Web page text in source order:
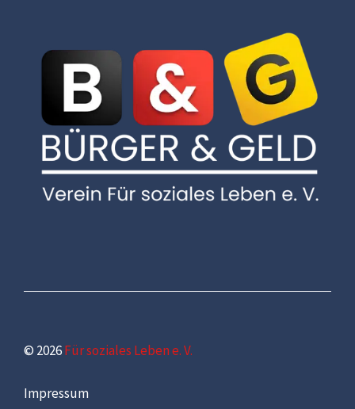
© 2026Für soziales Leben e. V.
Impressum